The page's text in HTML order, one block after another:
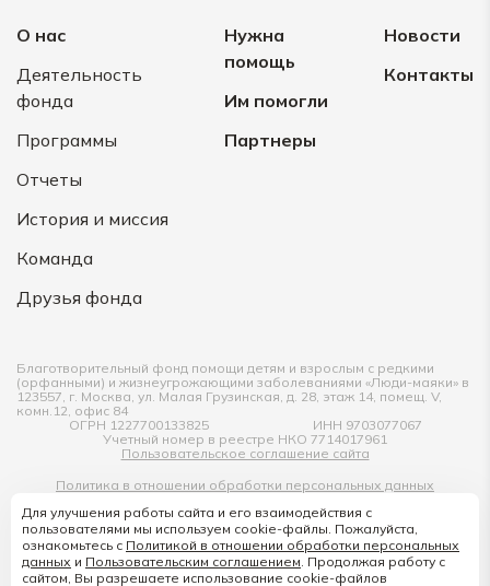
100 ₽
07.05.2026 Антон
3000 ₽
06.05.2026
100 ₽
01.05.2026 Анонимно
100 ₽
29.04.2026 Антон
3000 ₽
О нас
Деятельность
фонда
Программы
Отчеты
История и миссия
Команда
Друзья фонда
Нужна
помощь
Им помогли
Партнеры
Новости
Контакты
Благотворительный фонд помощи детям и взрослым с редкими
(орфанными) и жизнеугрожающими заболеваниями «Люди-маяки» в
123557, г. Москва, ул. Малая Грузинская, д. 28, этаж 14, помещ. V,
комн.12, офис 84
ОГРН 1227700133825
ИНН 9703077067
Учетный номер в реестре НКО 7714017961
Пользовательское соглашение сайта
Политика в отношении обработки персональных данных
Согласие на обработку персональных данных
Copyright © Люди-маяки, 2022 -2026г.
Для улучшения работы сайта и его взаимодействия с
пользователями мы используем cookie-файлы. Пожалуйста,
ознакомьтесь с Политикой в отношении обработки персональных
данных и Пользовательским соглашением. Продолжая работу с
сайтом, Вы разрешаете использование cookie-файлов